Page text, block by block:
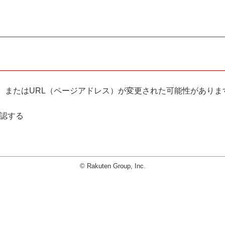
たはURL（ページアドレス）が変更された可能性がありま
する
© Rakuten Group, Inc.